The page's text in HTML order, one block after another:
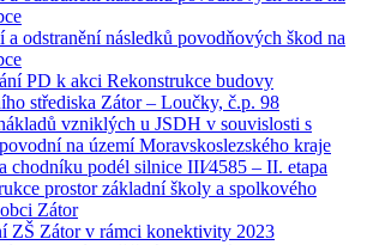
a odstranění následků povodňových škod na
PD k akci Rekonstrukce budovy
střediska Zátor – Loučky, č.p. 98
vzniklých u JSDH v souvislosti s
na území Moravskoslezského kraje
chodníku podél silnice III⁄4585 – II. etapa
prostor základní školy a spolkového
Zátor
ZŠ Zátor v rámci konektivity 2023